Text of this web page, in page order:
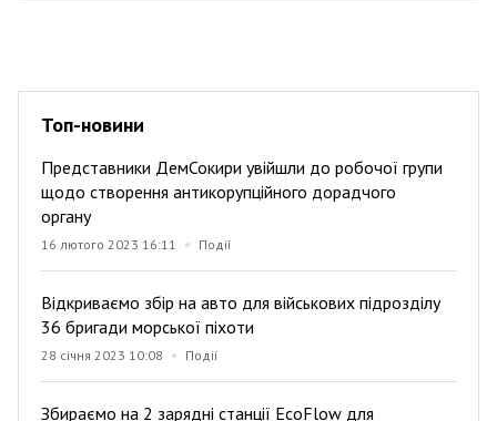
Топ-новини
Представники ДемСокири увійшли до робочої групи
щодо створення антикорупційного дорадчого
органу
16 лютого 2023 16:11 Події
Відкриваємо збір на авто для військових підрозділу
36 бригади морської піхоти
28 січня 2023 10:08 Події
Збираємо на 2 зарядні станції EcoFlow для